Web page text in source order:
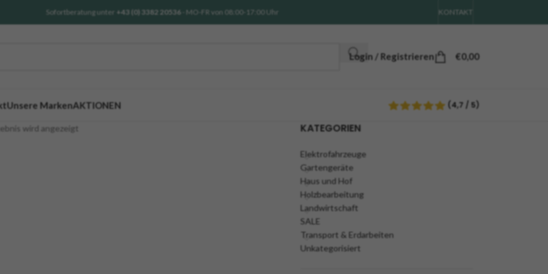
Sofortberatung unter +43 (0) 3382 20536 - MO-FR von 08:00-17:00 Uhr KONTAKT
Login / Registrieren €0,00
Unsere MarkenAKTIONEN (4,7 / 5)
wird angezeigt KATEGORIEN
Elektrofahrzeuge
Gartengeräte
Haus und Hof
Holzbearbeitung
Landwirtschaft
SALE
Transport & Erdarbeiten
Unkategorisiert